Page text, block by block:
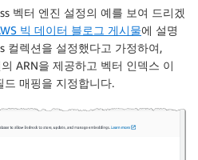
벡터 엔진 설정의 예를 보여 드리겠
빅 데이터 블로그 게시물에 설명
컬렉션을 설정했다고 가정하여,
ARN을 제공하고 벡터 인덱스 이
드 매핑을 지정합니다.